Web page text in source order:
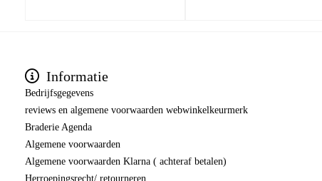
Informatie
Bedrijfsgegevens
reviews en algemene voorwaarden webwinkelkeurmerk
Braderie Agenda
Algemene voorwaarden
Algemene voorwaarden Klarna ( achteraf betalen)
Herroepingsrecht/ retourneren